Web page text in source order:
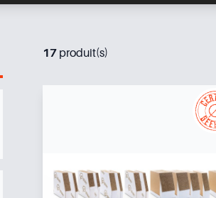
17 produit(s)